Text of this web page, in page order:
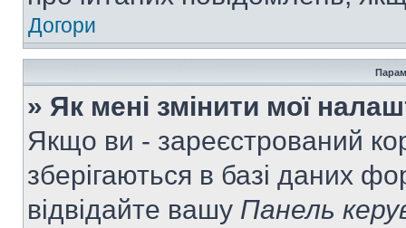
Догори
» Як мені змінити мої
Якщо ви - зареєстрований
зберігаються в базі даних
відвідайте вашу Панель